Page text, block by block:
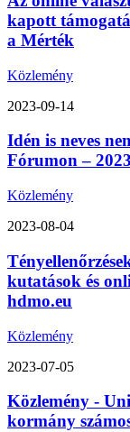
kapott
a Mérték
Közlemény
2023-09-14
Idén is neves
Fórumon –
Közlemény
2023-08-04
kutatások és
hdmo.eu
Közlemény
2023-07-05
Közlemény -
kormány